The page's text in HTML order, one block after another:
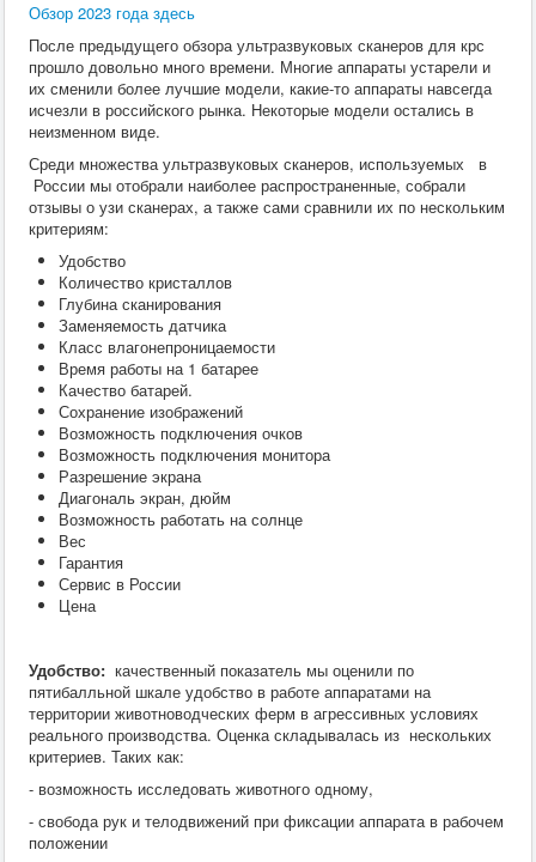
Лошадей
Свиньи
Собаки
Кошки
Птицы
Рыбы
Кролики
Пушные
Пчелы
Экзотические животные
Заразные заболевания
Инвазионные болезни
Инфекционные заболевания
Терапия
Гинекология
Диагностика
Хирургия
ВСЭ
Лекарственные препараты
Токсикология
Зоогигиена
Патанатомия
Интересное
Кормление
Обзор 2023 года здесь
После предыдущего обзора ультразвуковых сканеров для крс
прошло довольно много времени. Многие аппараты устарели и
их сменили более лучшие модели, какие-то аппараты навсегда
исчезли в российского рынка. Некоторые модели остались в
неизменном виде.
Среди множества ультразвуковых сканеров, используемых в
России мы отобрали наиболее распространенные, собрали
отзывы о узи сканерах, а также сами сравнили их по нескольким
критериям:
Удобство
Количество кристаллов
Глубина сканирования
Заменяемость датчика
Класс влагонепроницаемости
Время работы на 1 батарее
Качество батарей.
Сохранение изображений
Возможность подключения очков
Возможность подключения монитора
Разрешение экрана
Диагональ экран, дюйм
Возможность работать на солнце
Вес
Гарантия
Сервис в России
Цена
Удобство: качественный показатель мы оценили по
пятибалльной шкале удобство в работе аппаратами на
территории животноводческих ферм в агрессивных условиях
реального производства. Оценка складывалась из нескольких
критериев. Таких как:
- возможность исследовать животного одному,
- свобода рук и телодвижений при фиксации аппарата в рабочем
положении